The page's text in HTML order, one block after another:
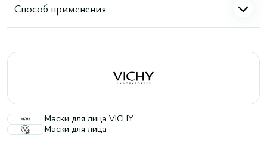
Способ применения
Маски для лица VICHY
Маски для лица